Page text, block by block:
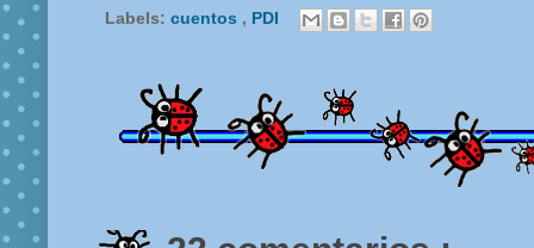
Labels: cuentos , PDI